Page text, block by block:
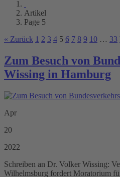
Artikel
Page 5
« Zurück 1 2 3 4 5 6 7 8 9 10 … 33
Zum Besuch von
Wissing in Hamburg
Apr
20
2022
Schreiben an Dr. Volker Wissing:
Wilhelmsburg fordert Moratorium